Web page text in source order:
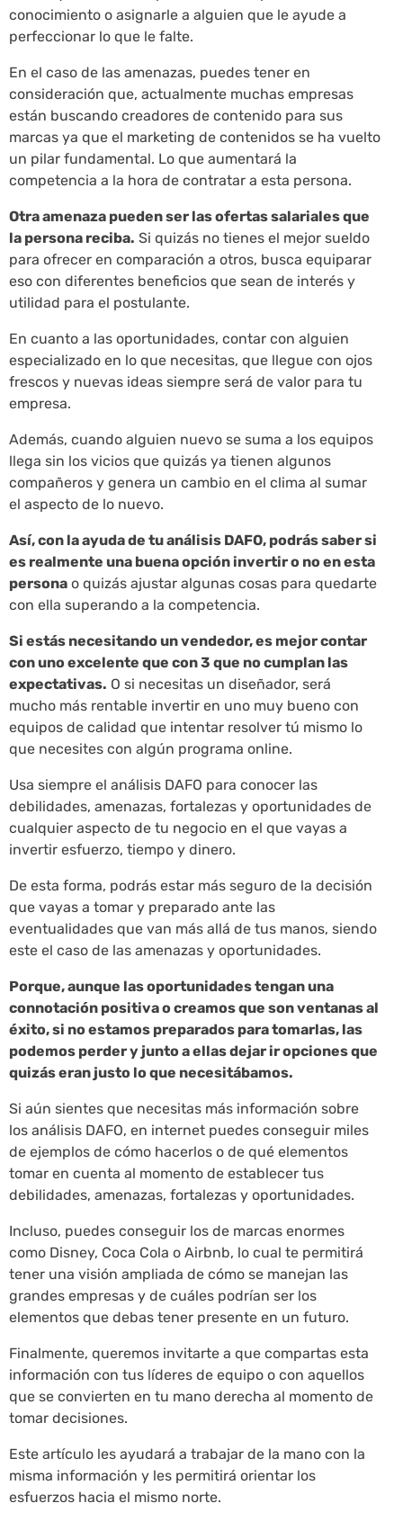
conocimiento o asignarle a alguien que le ayude a
perfeccionar lo que le falte.
En el caso de las amenazas, puedes tener en
consideración que, actualmente muchas empresas
están buscando creadores de contenido para sus
marcas ya que el marketing de contenidos se ha vuelto
un pilar fundamental. Lo que aumentará la
competencia a la hora de contratar a esta persona.
Otra amenaza pueden ser las ofertas salariales que
la persona reciba. Si quizás no tienes el mejor sueldo
para ofrecer en comparación a otros, busca equiparar
eso con diferentes beneficios que sean de interés y
utilidad para el postulante.
En cuanto a las oportunidades, contar con alguien
especializado en lo que necesitas, que llegue con ojos
frescos y nuevas ideas siempre será de valor para tu
empresa.
Además, cuando alguien nuevo se suma a los equipos
llega sin los vicios que quizás ya tienen algunos
compañeros y genera un cambio en el clima al sumar
el aspecto de lo nuevo.
Así, con la ayuda de tu análisis DAFO, podrás saber si
es realmente una buena opción invertir o no en esta
persona o quizás ajustar algunas cosas para quedarte
con ella superando a la competencia.
Si estás necesitando un vendedor, es mejor contar
con uno excelente que con 3 que no cumplan las
expectativas. O si necesitas un diseñador, será
mucho más rentable invertir en uno muy bueno con
equipos de calidad que intentar resolver tú mismo lo
que necesites con algún programa online.
Usa siempre el análisis DAFO para conocer las
debilidades, amenazas, fortalezas y oportunidades de
cualquier aspecto de tu negocio en el que vayas a
invertir esfuerzo, tiempo y dinero.
De esta forma, podrás estar más seguro de la decisión
que vayas a tomar y preparado ante las
eventualidades que van más allá de tus manos, siendo
este el caso de las amenazas y oportunidades.
Porque, aunque las oportunidades tengan una
connotación positiva o creamos que son ventanas al
éxito, si no estamos preparados para tomarlas, las
podemos perder y junto a ellas dejar ir opciones que
quizás eran justo lo que necesitábamos.
Si aún sientes que necesitas más información sobre
los análisis DAFO, en internet puedes conseguir miles
de ejemplos de cómo hacerlos o de qué elementos
tomar en cuenta al momento de establecer tus
debilidades, amenazas, fortalezas y oportunidades.
Incluso, puedes conseguir los de marcas enormes
como Disney, Coca Cola o Airbnb, lo cual te permitirá
tener una visión ampliada de cómo se manejan las
grandes empresas y de cuáles podrían ser los
elementos que debas tener presente en un futuro.
Finalmente, queremos invitarte a que compartas esta
información con tus líderes de equipo o con aquellos
que se convierten en tu mano derecha al momento de
tomar decisiones.
Este artículo les ayudará a trabajar de la mano con la
misma información y les permitirá orientar los
esfuerzos hacia el mismo norte.